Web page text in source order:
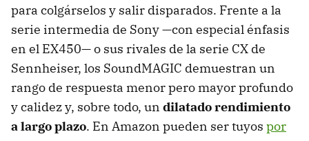
para colgárselos y salir disparados. Frente a la
serie intermedia de Sony —con especial énfasis
en el EX450— o sus rivales de la serie CX de
Sennheiser, los SoundMAGIC demuestran un
rango de respuesta menor pero mayor profundo
y calidez y, sobre todo, un dilatado rendimiento
a largo plazo. En Amazon pueden ser tuyos por